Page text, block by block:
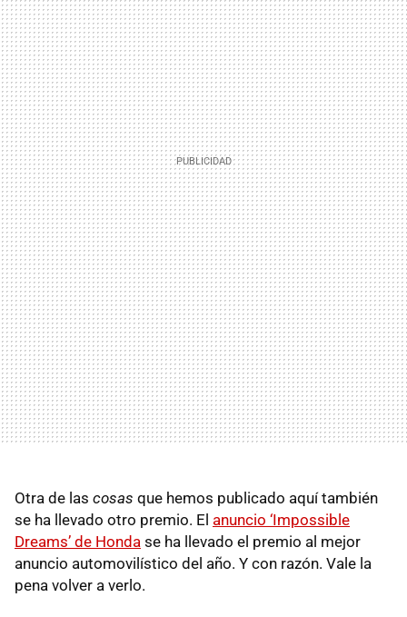
Otra de las cosas que hemos publicado aquí también
se ha llevado otro premio. El anuncio ‘Impossible
Dreams’ de Honda se ha llevado el premio al mejor
anuncio automovilístico del año. Y con razón. Vale la
pena volver a verlo.